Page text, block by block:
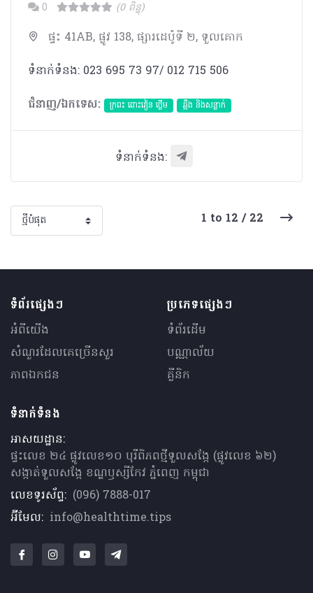
0 (0 ពិន្ទុ)
ផ្ទះ 41AB, ផ្លូវ 138, ផ្សារដេប៉ូទី ២, ទួលគោក
ទំនាក់ទំនង: 023 695 73 97/ 012 715 506
ជំនាញ/ឯកទេស:
ក្រពះ ពោះវៀន ថ្លើម ឆ្អឹង និងសន្លាក់
ទំនាក់ទំនង:
1 to 12 / 22
ទំព័រផ្សេងៗ
អំពីយើង
សំណួរ​ដែលគេ​ច្រើន​សួរ
ភាពឯកជន
ប្រភេទផ្សេងៗ
ទំព័រដើម
បណ្ណាល័យ
គ្លីនិក
ទំនាក់ទំនង
អាសយដ្ឋាន:
ផ្ទះលេខ ២៤ ផ្លូវលេខ១០ បុរីពិភពថ្មីទួលសង្កែ (ផ្លូវលេខ ៦២)
សង្កាត់ទួលសង្កែ ខណ្ឌឫស្សីកែវ ភ្នំពេញ កម្ពុជា
លេខទូរស័ព្ទ: (096) 7888-017
អ៊ីមែល: info@healthtime.tips